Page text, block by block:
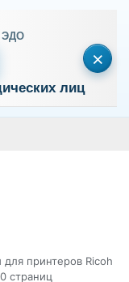
ЭДО
лиц
×
принтеров Ricoh
страниц